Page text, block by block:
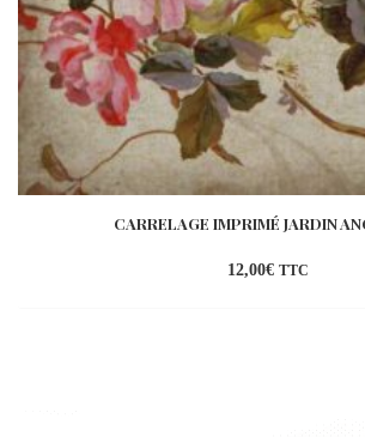
CARRELAGE IMPRIMÉ JARDIN
12,00€ TTC